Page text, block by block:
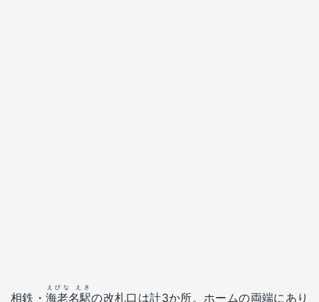
相鉄・ 海老名駅
えびな えき
の改札口は計3か所。ホームの両端にあり